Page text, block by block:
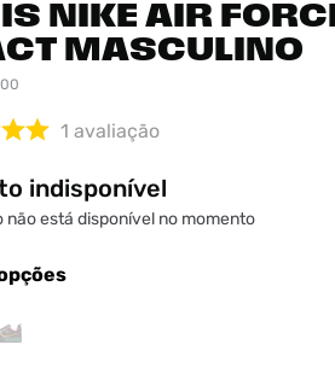
NIKE AIR
MASCULINO
1 avaliação
indisponível
não está disponível no momento